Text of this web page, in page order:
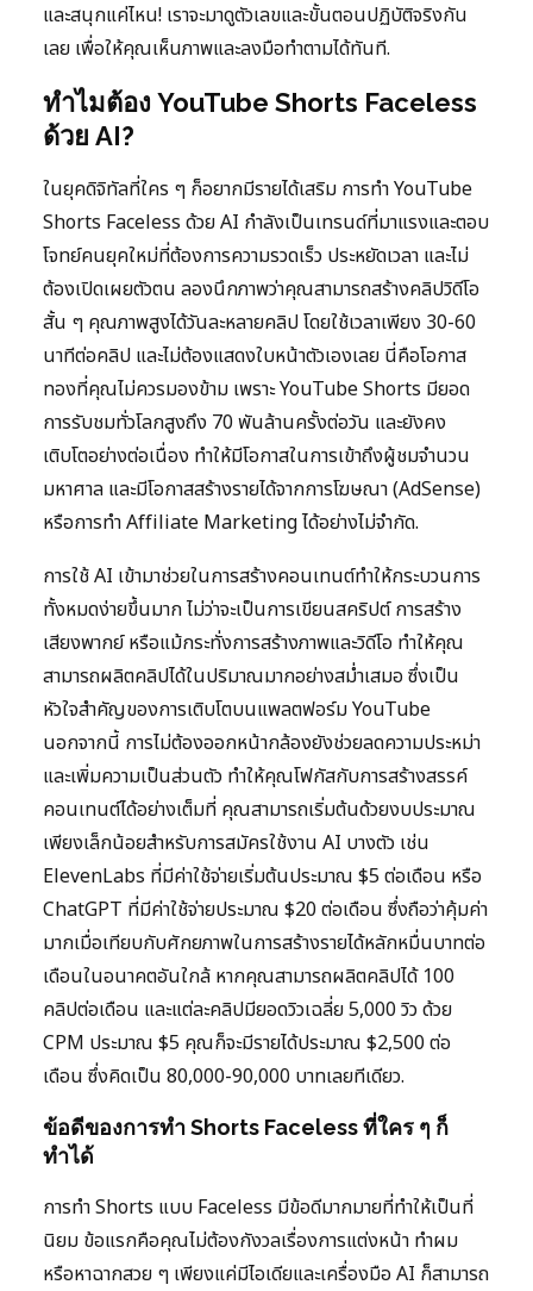
และสนุกแค่ไหน! เราจะมาดูตัวเลขและขั้นตอนปฏิบัติจริงกัน
เลย เพื่อให้คุณเห็นภาพและลงมือทำตามได้ทันที.
ทำไมต้อง YouTube Shorts Faceless
ด้วย AI?
ในยุคดิจิทัลที่ใคร ๆ ก็อยากมีรายได้เสริม การทำ YouTube
Shorts Faceless ด้วย AI กำลังเป็นเทรนด์ที่มาแรงและตอบ
โจทย์คนยุคใหม่ที่ต้องการความรวดเร็ว ประหยัดเวลา และไม่
ต้องเปิดเผยตัวตน ลองนึกภาพว่าคุณสามารถสร้างคลิปวิดีโอ
สั้น ๆ คุณภาพสูงได้วันละหลายคลิป โดยใช้เวลาเพียง 30-60
นาทีต่อคลิป และไม่ต้องแสดงใบหน้าตัวเองเลย นี่คือโอกาส
ทองที่คุณไม่ควรมองข้าม เพราะ YouTube Shorts มียอด
การรับชมทั่วโลกสูงถึง 70 พันล้านครั้งต่อวัน และยังคง
เติบโตอย่างต่อเนื่อง ทำให้มีโอกาสในการเข้าถึงผู้ชมจำนวน
มหาศาล และมีโอกาสสร้างรายได้จากการโฆษณา (AdSense)
หรือการทำ Affiliate Marketing ได้อย่างไม่จำกัด.
การใช้ AI เข้ามาช่วยในการสร้างคอนเทนต์ทำให้กระบวนการ
ทั้งหมดง่ายขึ้นมาก ไม่ว่าจะเป็นการเขียนสคริปต์ การสร้าง
เสียงพากย์ หรือแม้กระทั่งการสร้างภาพและวิดีโอ ทำให้คุณ
สามารถผลิตคลิปได้ในปริมาณมากอย่างสม่ำเสมอ ซึ่งเป็น
หัวใจสำคัญของการเติบโตบนแพลตฟอร์ม YouTube
นอกจากนี้ การไม่ต้องออกหน้ากล้องยังช่วยลดความประหม่า
และเพิ่มความเป็นส่วนตัว ทำให้คุณโฟกัสกับการสร้างสรรค์
คอนเทนต์ได้อย่างเต็มที่ คุณสามารถเริ่มต้นด้วยงบประมาณ
เพียงเล็กน้อยสำหรับการสมัครใช้งาน AI บางตัว เช่น
ElevenLabs ที่มีค่าใช้จ่ายเริ่มต้นประมาณ $5 ต่อเดือน หรือ
ChatGPT ที่มีค่าใช้จ่ายประมาณ $20 ต่อเดือน ซึ่งถือว่าคุ้มค่า
มากเมื่อเทียบกับศักยภาพในการสร้างรายได้หลักหมื่นบาทต่อ
เดือนในอนาคตอันใกล้ หากคุณสามารถผลิตคลิปได้ 100
คลิปต่อเดือน และแต่ละคลิปมียอดวิวเฉลี่ย 5,000 วิว ด้วย
CPM ประมาณ $5 คุณก็จะมีรายได้ประมาณ $2,500 ต่อ
เดือน ซึ่งคิดเป็น 80,000-90,000 บาทเลยทีเดียว.
ข้อดีของการทำ Shorts Faceless ที่ใคร ๆ ก็
ทำได้
การทำ Shorts แบบ Faceless มีข้อดีมากมายที่ทำให้เป็นที่
นิยม ข้อแรกคือคุณไม่ต้องกังวลเรื่องการแต่งหน้า ทำผม
หรือหาฉากสวย ๆ เพียงแค่มีไอเดียและเครื่องมือ AI ก็สามารถ